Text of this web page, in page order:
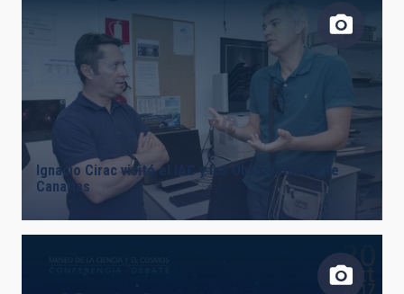
Ignacio Cirac visitó el IAC y los Observatorios de
Canarias